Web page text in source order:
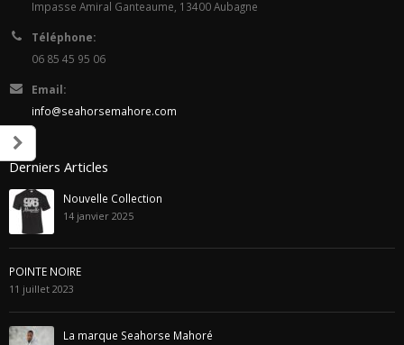
Impasse Amiral Ganteaume, 13400 Aubagne
Téléphone:
06 85 45 95 06
Email:
info@seahorsemahore.com
Derniers Articles
Nouvelle Collection
14 janvier 2025
POINTE NOIRE
11 juillet 2023
La marque Seahorse Mahoré